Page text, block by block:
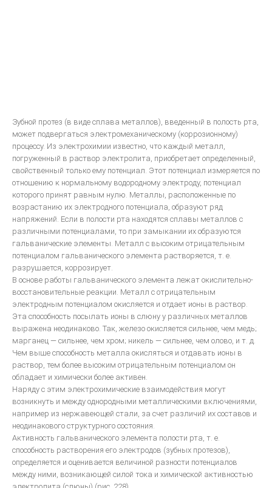
Техника моделирования металлокерамического зубного протеза
Моделирование окклюзионной поверхности искусственных
коронок, пломб и вкладок
ПАРАЛЛЕЛОМЕТРИЯ В ОРТОПЕДИЧЕСКОЙ СТОМАТОЛОГИИ
ЛИТЬЕ
bredent-техника литья. Дентальное литье - точность
ЗУБОТЕХНИЧЕСКОЕ МАТЕРИАЛОВЕДЕНИЕ
ЛИТЬЕВОЕ ПРЕССОВАНИЕ ЗУБОЧЕЛЮСТНЫХ ПРОТЕЗОВ ИЗ
Общии вопросы Литья
ОСНАЩАЕМ ЛАБОРАТОРИЮ
МЕТАЛЛОКЕРАМИКА
Атлас по металокерамике
Основы препарирования зубов
Инструкция по применению Стоматологический фарфор Super
Porselain ЕХ-3
Зубной протез (в виде сплава металлов), введенный в полость рта,
может подвергаться электромеханическому (коррозионному)
процессу. Из электрохимии известно, что каждый металл,
погруженный в раствор электролита, приобретает определенный,
свойственный только ему потенциал. Этот потенциал измеряется по
отношению к нормальному водородному электроду, потенциал
которого принят равным нулю. Металлы, расположенные по
возрастанию их электродного потенциала, образуют ряд
напряжений. Если в полости рта находятся сплавы металлов с
различными потенциалами, то при замыкании их образуются
гальванические элементы. Металл с высоким отрицательным
потенциалом гальванического элемента растворяется, т. е.
разрушается, коррозирует.
В основе работы гальванического элемента лежат окислительно-
восстановительные реакции. Металл с отрицательным
электродным потенциалом окисляется и отдает ионы в раствор.
Эта способность посылать ионы в слюну у различных металлов
выражена неодинаково. Так, железо окисляется сильнее, чем медь;
марганец — сильнее, чем хром; никель — сильнее, чем олово, и т. д.
Чем выше способность металла окисляться и отдавать ионы в
раствор, тем более высоким отрицательным потенциалом он
обладает и химически более активен.
Наряду с этим электрохимические взаимодействия могут
возникнуть и между однородными металлическими включениями,
например из нержавеющей стали, за счет различий их составов и
неодинакового структурного состояния.
Активность гальванического элемента полости рта, т. е.
способность растворения его электродов (зубных протезов),
определяется и оценивается величиной разности потенциалов
между ними, возникающей силой тока и химической активностью